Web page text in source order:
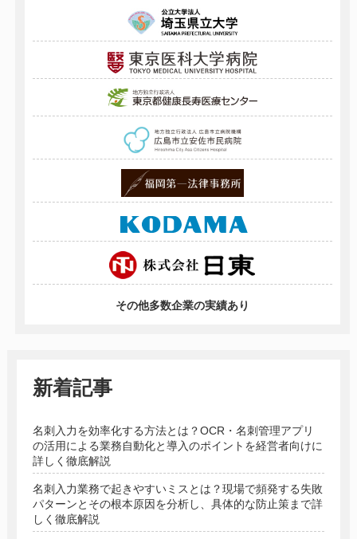
その他多数企業の実績あり
新着記事
名刺入力を効率化する方法とは？OCR・名刺管理アプリ
の活用による業務自動化と導入のポイントを経営者向けに
詳しく徹底解説
名刺入力業務で起きやすいミスとは？現場で頻発する失敗
パターンとその根本原因を分析し、具体的な防止策まで詳
しく徹底解説